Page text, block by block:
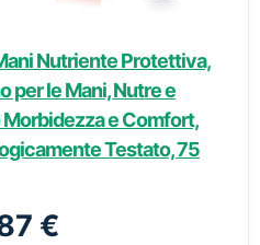
Nutriente Protettiva,
per le Mani, Nutre e
Morbidezza e Comfort,
Testato, 75
€